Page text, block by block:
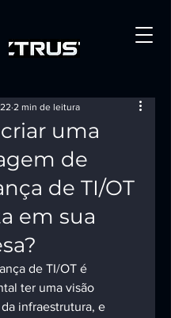
uma
de
de TI/OT
em sua
2 min de leitura
de TI/OT é
ter uma visão
infraestrutura, e